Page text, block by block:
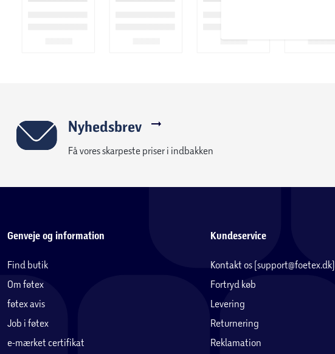
Nyhedsbrev
Få vores skarpeste priser i indbakken
Genveje og information
Find butik
Om føtex
føtex avis
Job i føtex
e-mærket certifikat
Kundeservice
Kontakt os (support@foetex.dk)
Fortryd køb
Levering
Returnering
Reklamation